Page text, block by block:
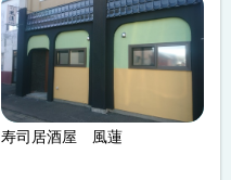
寿司居酒屋 風蓮